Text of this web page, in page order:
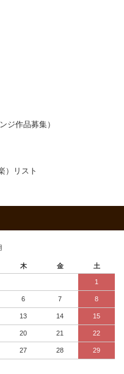
ジ作品募集）
）リスト
木 金 土
1
6 7 8
13 14 15
20 21 22
27 28 29